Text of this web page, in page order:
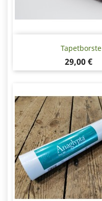
Tapetborste
Pris
29,00 €